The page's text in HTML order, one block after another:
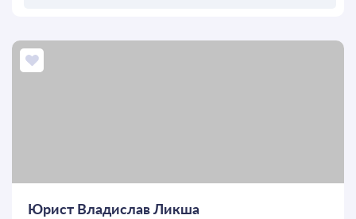
Юрист Владислав Ликша